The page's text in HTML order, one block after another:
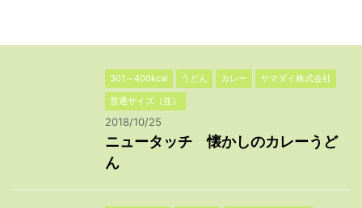
301～400kcal うどん カレー
ヤマダイ株式会社
普通サイズ（並）
2018/10/25
ニュータッチ 懐かしのカレーうど
ん